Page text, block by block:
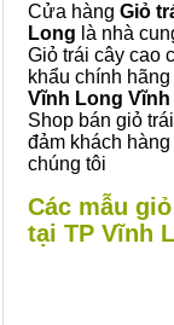
Cửa hàng Giỏ
Long là nhà
Giỏ trái cây cao
khẩu chính
Vĩnh Long
Shop bán giỏ
đảm khách
chúng tôi
Các mẫu
tại TP Vĩnh